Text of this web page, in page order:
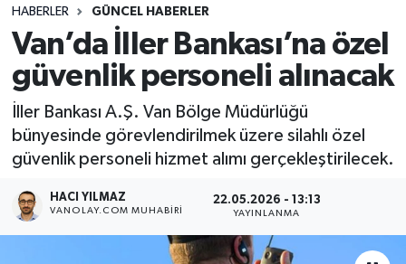
HABERLER GÜNCEL HABERLER
Van’da İller Bankası’na özel
güvenlik personeli alınacak
İller Bankası A.Ş. Van Bölge Müdürlüğü
bünyesinde görevlendirilmek üzere silahlı özel
güvenlik personeli hizmet alımı gerçekleştirilecek.
HACI YILMAZ
VANOLAY.COM MUHABIRI
22.05.2026 - 13:13
YAYINLANMA
Siyaset
Ekonomi
Sağlık
Eğitim
Bilim & Teknoloji
Van Namaz Vakitleri
Van Trafik Yoğunluk Haritası
Süper Lig Puan Durumu ve Fikstür
Tüm Manşetler
Son Dakika Haberleri